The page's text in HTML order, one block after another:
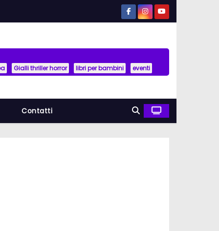
Gialli thriller horror libri per bambini eventi
Contatti